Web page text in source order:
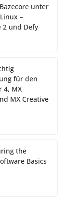
unter
–
2 und Defy
für den
4, MX
MX Creative
the
Basics